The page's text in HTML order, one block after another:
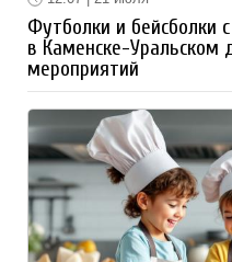
Футболки и бейсболки
в Каменске-
мероприятий